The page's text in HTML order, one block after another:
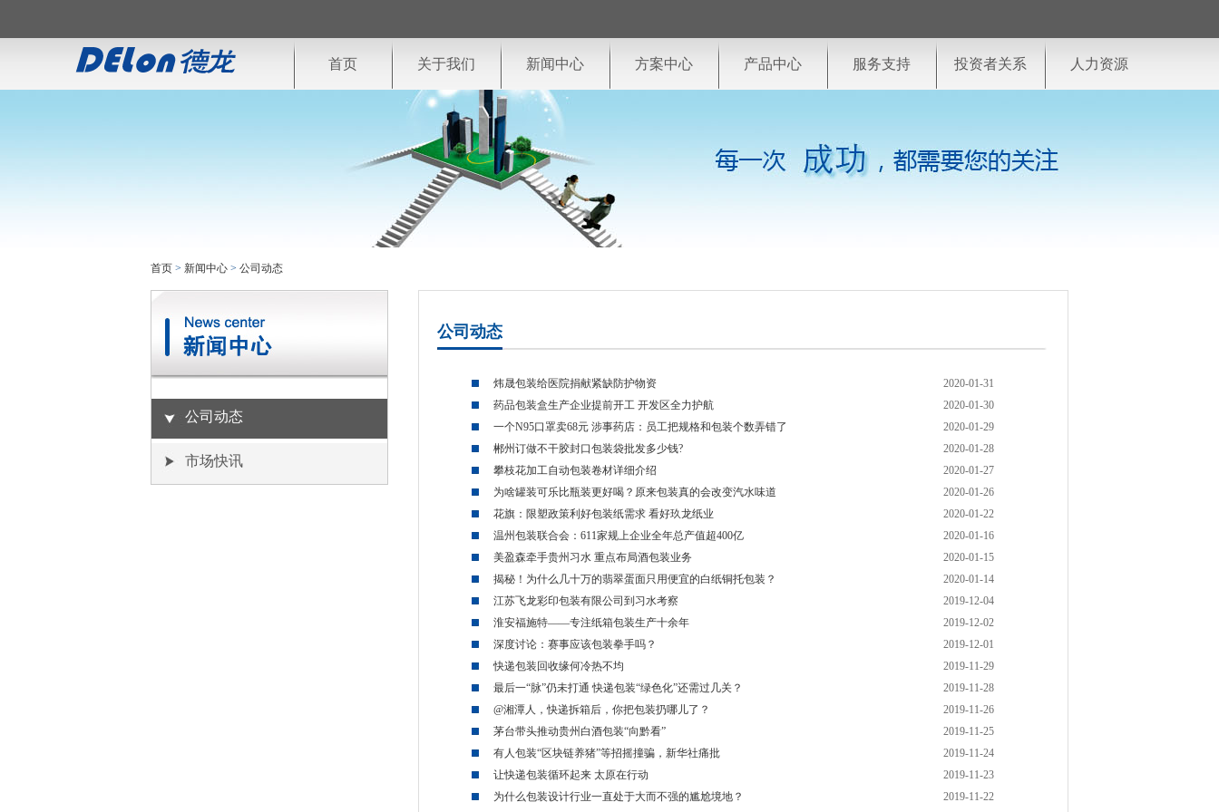
人力资源
投资者关系
服务支持
产品中心
方案中心
新闻中心
关于我们
首页
首页 > 新闻中心 > 公司动态
公司动态
市场快讯
公司动态
2020-01-31
炜晟包装给医院捐献紧缺防护物资
2020-01-30
药品包装盒生产企业提前开工 开发区全力护航
2020-01-29
一个N95口罩卖68元 涉事药店：员工把规格和包装个数弄错了
2020-01-28
郴州订做不干胶封口包装袋批发多少钱?
2020-01-27
攀枝花加工自动包装卷材详细介绍
2020-01-26
为啥罐装可乐比瓶装更好喝？原来包装真的会改变汽水味道
2020-01-22
花旗：限塑政策利好包装纸需求 看好玖龙纸业
2020-01-16
温州包装联合会：611家规上企业全年总产值超400亿
2020-01-15
美盈森牵手贵州习水 重点布局酒包装业务
2020-01-14
揭秘！为什么几十万的翡翠蛋面只用便宜的白纸铜托包装？
2019-12-04
江苏飞龙彩印包装有限公司到习水考察
2019-12-02
淮安福施特——专注纸箱包装生产十余年
2019-12-01
深度讨论：赛事应该包装拳手吗？
2019-11-29
快递包装回收缘何冷热不均
2019-11-28
最后一“脉”仍未打通 快递包装“绿色化”还需过几关？
2019-11-26
@湘潭人，快递拆箱后，你把包装扔哪儿了？
2019-11-25
茅台带头推动贵州白酒包装“向黔看”
2019-11-24
有人包装“区块链养猪”等招摇撞骗，新华社痛批
2019-11-23
让快递包装循环起来 太原在行动
2019-11-22
为什么包装设计行业一直处于大而不强的尴尬境地？